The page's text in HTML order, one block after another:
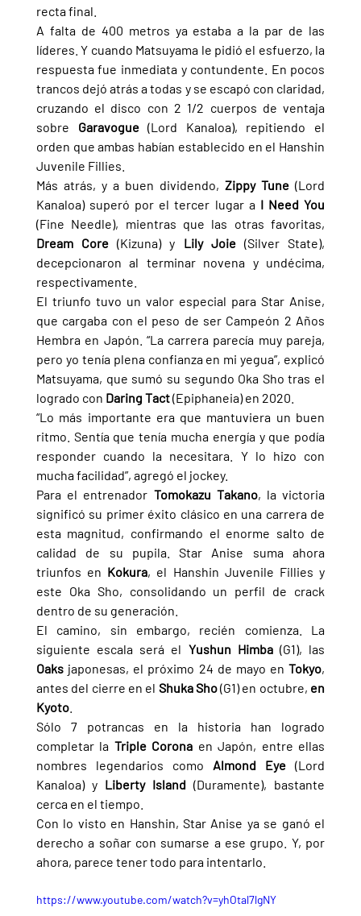
recta final.
A falta de 400 metros ya estaba a la par de las
líderes. Y cuando Matsuyama le pidió el esfuerzo, la
respuesta fue inmediata y contundente. En pocos
trancos dejó atrás a todas y se escapó con claridad,
cruzando el disco con 2 1/2 cuerpos de ventaja
sobre Garavogue (Lord Kanaloa), repitiendo el
orden que ambas habían establecido en el Hanshin
Juvenile Fillies.
Más atrás, y a buen dividendo, Zippy Tune (Lord
Kanaloa) superó por el tercer lugar a
Dream Core (Kizuna) y Lily Joie (Silver State),
decepcionaron al terminar novena y undécima,
respectivamente.
El triunfo tuvo un valor especial para Star Anise,
que cargaba con el peso de ser Campeón 2 Años
Hembra en Japón. “La carrera parecía muy pareja,
pero yo tenía plena confianza en mi yegua”, explicó
Matsuyama, que sumó su segundo Oka Sho tras el
logrado con Daring Tact (Epiphaneia) en 2020.
“Lo más importante era que mantuviera un buen
ritmo. Sentía que tenía mucha energía y que podía
responder cuando la necesitara. Y lo hizo con
mucha facilidad”, agregó el jockey.
Para el entrenador Tomokazu Takano, la victoria
significó su primer éxito clásico en una carrera de
esta magnitud, confirmando el enorme salto de
calidad de su pupila. Star Anise suma ahora
triunfos en Kokura, el Hanshin Juvenile Fillies y
este Oka Sho, consolidando un perfil de crack
dentro de su generación.
El camino, sin embargo, recién comienza. La
siguiente escala será el Yushun Himba
Oaks japonesas, el próximo 24 de mayo en Tokyo,
antes del cierre en el Shuka Sho (G1) en octubre, en
Kyoto.
Sólo 7 potrancas en la historia han logrado
completar la Triple Corona en Japón, entre ellas
nombres legendarios como Almond Eye (Lord
Kanaloa) y Liberty Island (Duramente), bastante
cerca en el tiempo.
Con lo visto en Hanshin, Star Anise ya se ganó el
derecho a soñar con sumarse a ese grupo. Y, por
ahora, parece tener todo para intentarlo.
https://www.youtube.com/watch?v=yhOtal7lgNY